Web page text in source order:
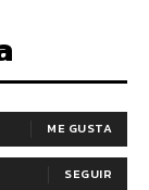
ME GUSTA
SEGUIR